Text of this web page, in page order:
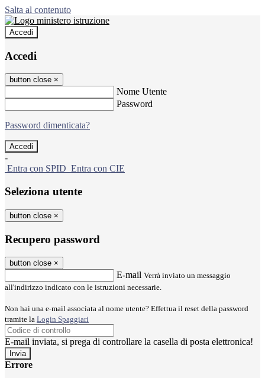
Salta al contenuto
Accedi
Accedi
button close ×
Nome Utente
Password
Password dimenticata?
-
Entra con SPID Entra con CIE
Seleziona utente
button close ×
Recupero password
button close ×
E-mail Verrà inviato un messaggio
all'indirizzo indicato con le istruzioni necessarie.
Non hai una e-mail associata al nome utente? Effettua il reset della password
tramite la Login Spaggiari
E-mail inviata, si prega di controllare la casella di posta elettronica!
Errore